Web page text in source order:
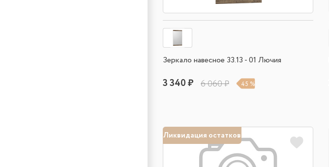
Зеркало навесное 33.13 - 01 Лючия
3 340 ₽ 6 060 ₽ 45 %
Ликвидация остатков